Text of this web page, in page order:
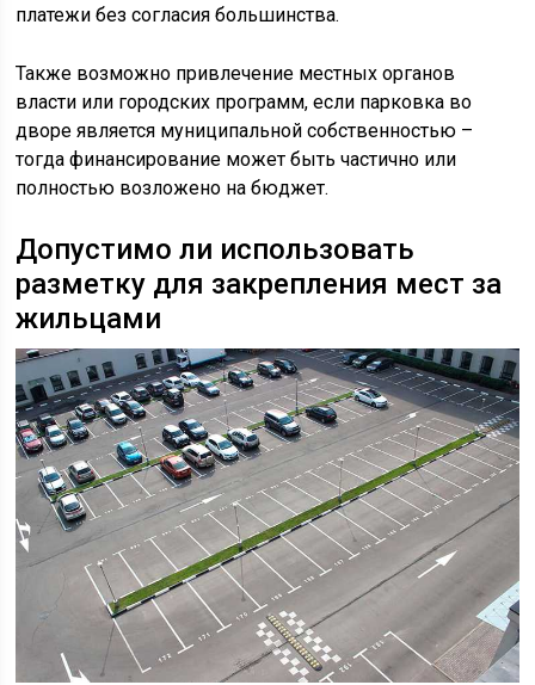
платежи без согласия большинства.
Также возможно привлечение местных органов
власти или городских программ, если парковка во
дворе является муниципальной собственностью –
тогда финансирование может быть частично или
полностью возложено на бюджет.
Допустимо ли использовать
разметку для закрепления мест за
жильцами